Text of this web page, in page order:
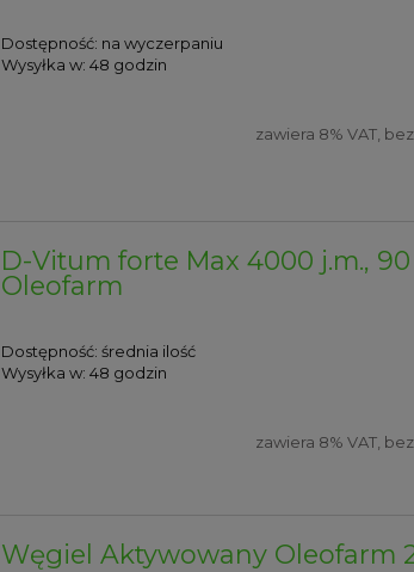
Dostępność: na wyczerpaniu
Wysyłka w: 48 godzin
zawiera 8% VAT,
D-Vitum forte Max 4000 j.m.,
Oleofarm
Dostępność: średnia ilość
Wysyłka w: 48 godzin
zawiera 8% VAT,
Węgiel Aktywowany Oleofarm